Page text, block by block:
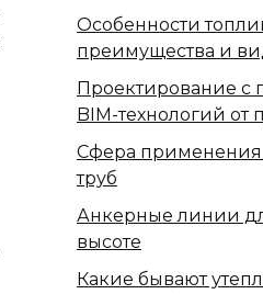
Особенности
преимущества и
Проектирование
BIM-технологий от
Сфера
труб
Анкерные линии
высоте
Какие бывают